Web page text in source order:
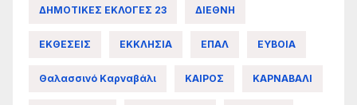
ΔΗΜΟΤΙΚΕΣ ΕΚΛΟΓΕΣ 23 ΔΙΕΘΝΗ
ΕΚΘΕΣΕΙΣ ΕΚΚΛΗΣΙΑ ΕΠΑΛ ΕΥΒΟΙΑ
Θαλασσινό Καρναβάλι ΚΑΙΡΟΣ ΚΑΡΝΑΒΑΛΙ